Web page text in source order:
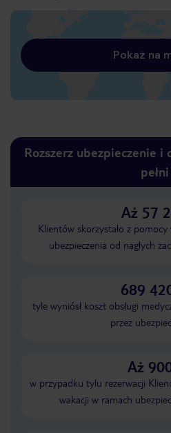
Pokaż na
Rozszerz ubezpieczenie i
pełni
Aż 57
Klientów skorzystało z
ubezpieczenia od nagłych
689
tyle wyniósł koszt obsługi
przez
Aż
w przypadku tylu rezerwacji
wakacji w ramach